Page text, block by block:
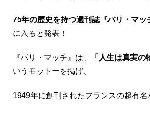
75年の歴史を持つ週刊誌『パリ・マッ
に入ると発表！
『パリ・マッチ』は、 「人生は真実の
いうモットーを掲げ、
1949年に創刊されたフランスの超有名